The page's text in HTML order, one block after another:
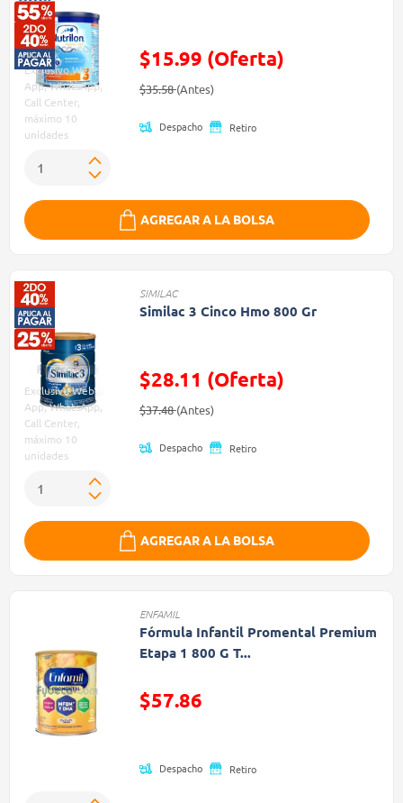
Exclusivo Web,
App, WhatsApp,
Call Center,
máximo 10
unidades
$15.99 (Oferta)
Precio reducido de
$35.58(Antes)(Oferta)
Despacho Retiro
AGREGAR A LA BOLSA
Exclusivo Web,
App, WhatsApp,
Call Center,
máximo 10
unidades
SIMILAC
Similac 3 Cinco Hmo 800 Gr
$28.11 (Oferta)
Precio reducido de
$37.48(Antes)(Oferta)
Despacho Retiro
AGREGAR A LA BOLSA
ENFAMIL
Fórmula Infantil Promental Premium
Etapa 1 800 G T...
$57.86
Despacho Retiro